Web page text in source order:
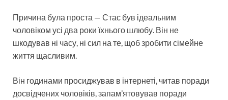
Причина була проста — Стас був ідеальним
чоловіком усі два роки їхнього шлюбу. Він не
шкодував ні часу, ні сил на те, щоб зробити сімейне
життя щасливим.
Він годинами просиджував в інтернеті, читав поради
досвідчених чоловіків, запам’ятовував поради